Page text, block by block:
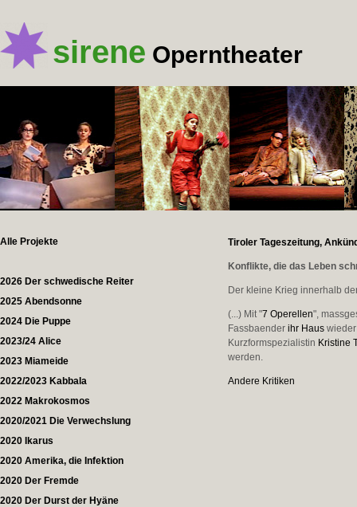
sirene Operntheater
Alle Projekte
2026 Der schwedische Reiter
2025 Abendsonne
2024 Die Puppe
2023/24 Alice
2023 Miameide
2022/2023 Kabbala
2022 Makrokosmos
2020/2021 Die Verwechslung
2020 Ikarus
2020 Amerika, die Infektion
2020 Der Fremde
2020 Der Durst der Hyäne
Tiroler Tageszeitung,
Konflikte, die das Leben
Der kleine Krieg innerhalb
(...) Mit "7 Operellen",
Fassbaenderihr Haus
Kurzformspezialistin Kristine
werden.
Andere Kritiken